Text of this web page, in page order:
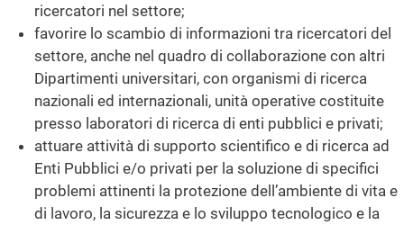
ricercatori nel settore;
favorire lo scambio di informazioni tra ricercatori del
settore, anche nel quadro di collaborazione con altri
Dipartimenti universitari, con organismi di ricerca
nazionali ed internazionali, unità operative costituite
presso laboratori di ricerca di enti pubblici e privati;
attuare attività di supporto scientifico e di ricerca ad
Enti Pubblici e/o privati per la soluzione di specifici
problemi attinenti la protezione dell’ambiente di vita e
di lavoro, la sicurezza e lo sviluppo tecnologico e la